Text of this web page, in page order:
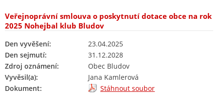
Veřejnoprávní smlouva o poskytnutí dotace obce na rok
2025 Nohejbal klub Bludov
Den vyvěšení:
23.04.2025
Den sejmutí:
31.12.2028
Zdroj oznámení:
Obec Bludov
Vyvěsil(a):
Jana Kamlerová
Dokument:
Stáhnout soubor